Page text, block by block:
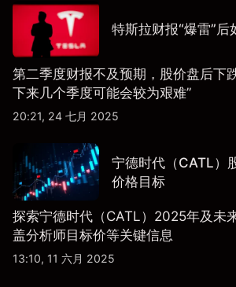
特斯拉财报“爆雷”后
第二季度财报不及预期，股价盘后下
下来几个季度可能会较为艰难”
20:21, 24 七月 2025
宁德时代（CATL）
价格目标
探索宁德时代（CATL）2025年及未
盖分析师目标价等关键信息
13:10, 11 六月 2025